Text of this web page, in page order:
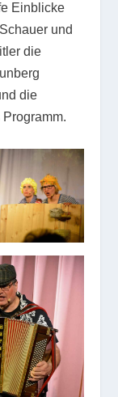
Einblicke
und
die
die